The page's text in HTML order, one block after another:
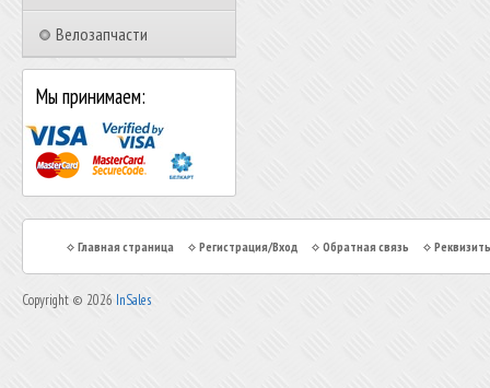
Велозапчасти
Мы принимаем:
Главная страница Регистрация/Вход Обратная связь
Copyright © 2026 InSales